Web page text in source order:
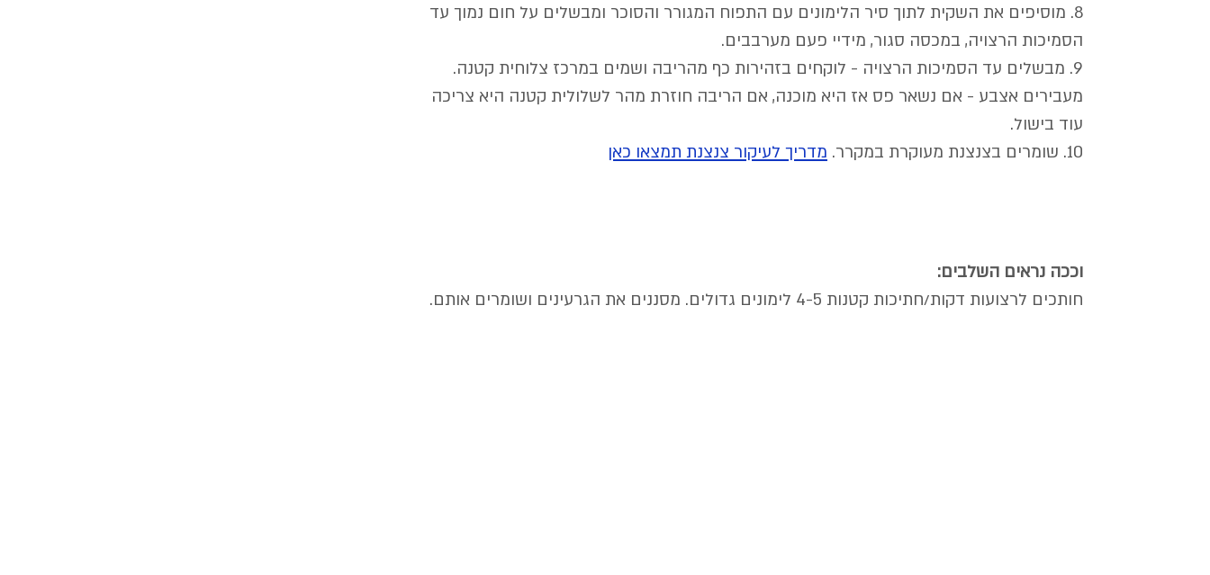
8. מוסיפים את השקית לתוך סיר הלימונים עם התפוח המגורר והסוכר ומבשלים על חום נמוך עד
הסמיכות הרצויה, במכסה סגור, מידיי פעם מערבבים.
9. מבשלים עד הסמיכות הרצויה - לוקחים בזהירות כף מהריבה ושמים במרכז צלוחית קטנה.
מעבירים אצבע - אם נשאר פס אז היא מוכנה, אם הריבה חוזרת מהר לשלולית קטנה היא צריכה
עוד בישול.
10. שומרים בצנצנת מעוקרת במקרר.
מדריך לעיקור צנצנת תמצאו כאן
וככה נראים השלבים:
חותכים לרצועות דקות/חתיכות קטנות 4-5 לימונים גדולים. מסננים את הגרעינים ושומרים אותם.